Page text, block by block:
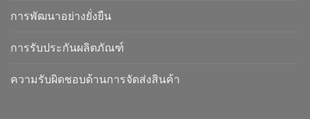
การพัฒนาอย่างยั่งยืน
การรับประกันผลิตภัณฑ์
ความรับผิดชอบด้านการจัดส่งสินค้า